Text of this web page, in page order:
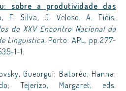
sobre a produtividade das
F. Silva, J. Veloso, A. Fiéis,
do XXV Encontro Nacional da
Linguística.Porto: APL, pp.277-
1-1.
Gueorgui; Batoréo, Hanna;
Tejerizo, Margaret, eds.